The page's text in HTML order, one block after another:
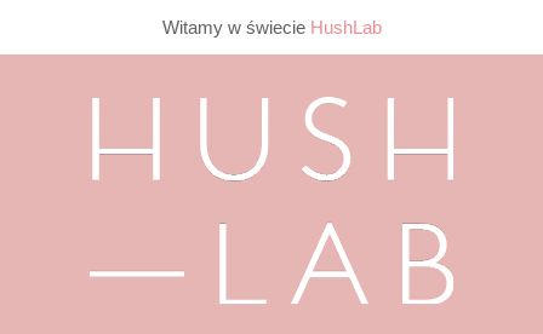
Witamy w świecie HushLab